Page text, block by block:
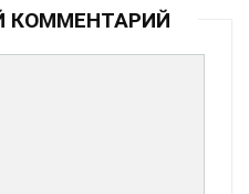
КОММЕНТАРИЙ